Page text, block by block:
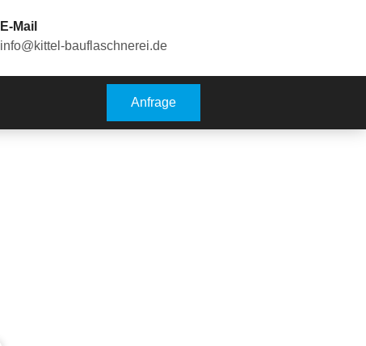
E-Mail
info@kittel-bauflaschnerei.de
Anfrage